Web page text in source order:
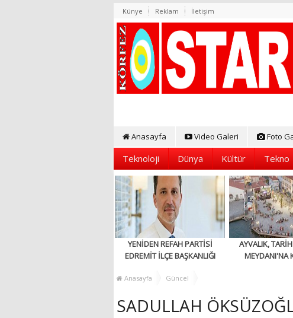
Künye Reklam İletişim
Anasayfa Video Galeri Foto
Teknoloji Dünya Kültür Tekno
YENİDEN REFAH PARTİSİ
EDREMİT İLÇE BAŞKANLIĞI
AÇILIYOR!
AYVALIK,
MEYDANI'NA
Anasayfa Güncel
SADULLAH